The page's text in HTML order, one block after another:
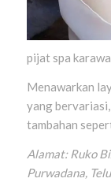
pijat spa
Menawarkan
yang
tambahan
Alamat: Ruko
Purwadana,